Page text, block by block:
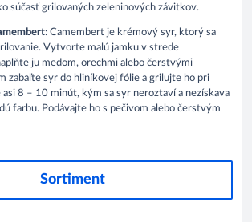
súčasť grilovaných zeleninových závitkov.
: Camembert je krémový syr, ktorý sa
Vytvorte malú jamku v strede
ju medom, orechmi alebo čerstvými
zabaľte syr do hliníkovej fólie a grilujte ho pri
8 – 10 minút, kým sa syr neroztaví a nezískava
farbu. Podávajte ho s pečivom alebo čerstvým
Sortiment